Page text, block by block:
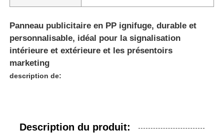
Panneau publicitaire en PP ignifuge, durable et
personnalisable, idéal pour la signalisation
intérieure et extérieure et les présentoirs
marketing
description de:
Description du produit: